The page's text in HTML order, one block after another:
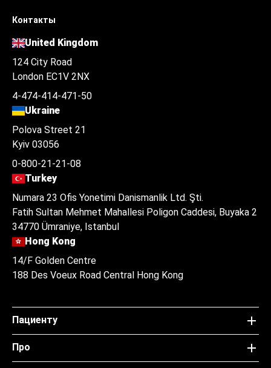
Контакты
United Kingdom
124 City Road
London EC1V 2NX
4-474-414-471-50
Ukraine
Polova Street 21
Kyiv 03056
0-800-21-21-08
Turkey
Numara 23 Ofis Yonetimi Danismanlik Ltd. Şti.
Fatih Sultan Mehmet Mahallesi Poligon Caddesi, Buyaka 2
34770 Ümraniye, Istanbul
Hong Kong
14/F Golden Centre
188 Des Voeux Road Central Hong Kong
Пациенту
Про